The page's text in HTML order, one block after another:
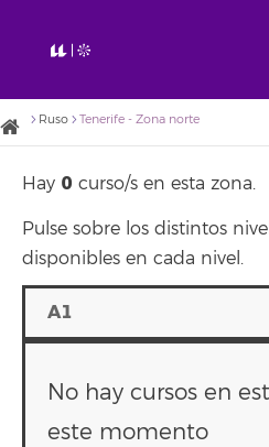
Ruso Tenerife - Zona norte
Hay 0 curso/s en esta zona.
Pulse sobre los distintos
disponibles en cada nivel.
A1
No hay cursos en
este momento